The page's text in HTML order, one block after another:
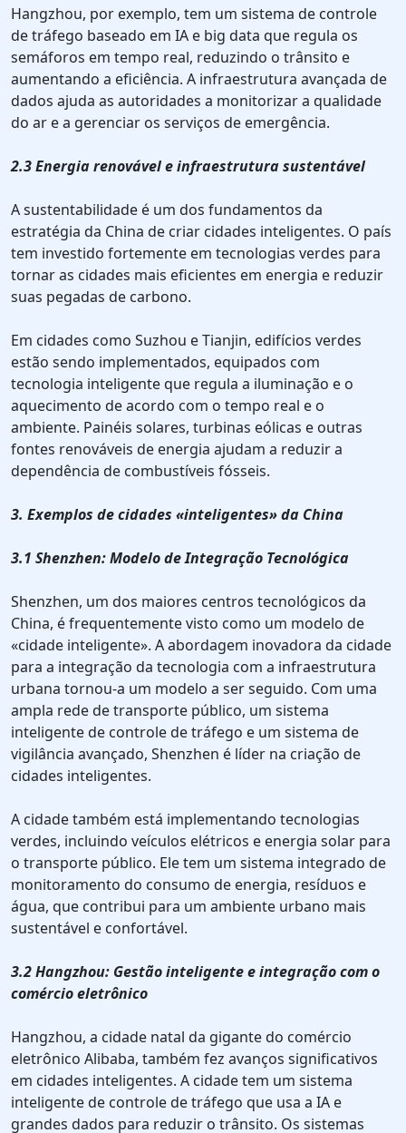
Hangzhou, por exemplo, tem um sistema de controle
de tráfego baseado em IA e big data que regula os
semáforos em tempo real, reduzindo o trânsito e
aumentando a eficiência. A infraestrutura avançada de
dados ajuda as autoridades a monitorizar a qualidade
do ar e a gerenciar os serviços de emergência.
2.3 Energia renovável e infraestrutura sustentável
A sustentabilidade é um dos fundamentos da
estratégia da China de criar cidades inteligentes. O país
tem investido fortemente em tecnologias verdes para
tornar as cidades mais eficientes em energia e reduzir
suas pegadas de carbono.
Em cidades como Suzhou e Tianjin, edifícios verdes
estão sendo implementados, equipados com
tecnologia inteligente que regula a iluminação e o
aquecimento de acordo com o tempo real e o
ambiente. Painéis solares, turbinas eólicas e outras
fontes renováveis de energia ajudam a reduzir a
dependência de combustíveis fósseis.
3. Exemplos de cidades «inteligentes» da China
3.1 Shenzhen: Modelo de Integração Tecnológica
Shenzhen, um dos maiores centros tecnológicos da
China, é frequentemente visto como um modelo de
«cidade inteligente». A abordagem inovadora da cidade
para a integração da tecnologia com a infraestrutura
urbana tornou-a um modelo a ser seguido. Com uma
ampla rede de transporte público, um sistema
inteligente de controle de tráfego e um sistema de
vigilância avançado, Shenzhen é líder na criação de
cidades inteligentes.
A cidade também está implementando tecnologias
verdes, incluindo veículos elétricos e energia solar para
o transporte público. Ele tem um sistema integrado de
monitoramento do consumo de energia, resíduos e
água, que contribui para um ambiente urbano mais
sustentável e confortável.
3.2 Hangzhou: Gestão inteligente e integração com o
comércio eletrônico
Hangzhou, a cidade natal da gigante do comércio
eletrônico Alibaba, também fez avanços significativos
em cidades inteligentes. A cidade tem um sistema
inteligente de controle de tráfego que usa a IA e
grandes dados para reduzir o trânsito. Os sistemas